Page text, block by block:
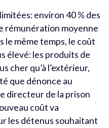
environ 40 % des
rémunération moyenne
le même temps, le coût
élevé: les produits de
cher qu’à l’extérieur,
que dénonce au
directeur de la prison
coût va
les détenus souhaitant